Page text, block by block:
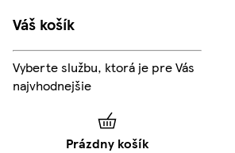
Váš košík
Vyberte službu, ktorá je pre Vás
najvhodnejšie
Prázdny košík